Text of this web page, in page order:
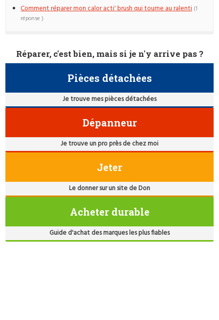
Comment réparer mon calor acti' brush qui tourne au ralenti (1
réponse )
Réparer, c'est bien, mais si je n'y arrive pas ?
Pièces détachées
Je trouve mes pièces détachées
Dépanneur
Je trouve un pro près de chez moi
Jeter
Le donner sur un site de Don
Acheter durable
Guide d'achat des marques les plus fiables